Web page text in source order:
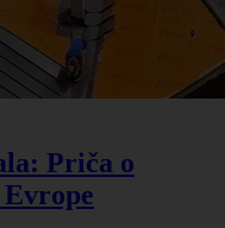
Priča o